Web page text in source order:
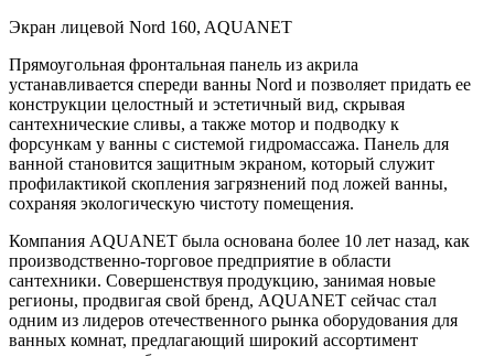
Экран лицевой Nord 160, AQUANET
Прямоугольная фронтальная панель из акрила
устанавливается спереди ванны Nord и позволяет придать ее
конструкции целостный и эстетичный вид, скрывая
сантехнические сливы, а также мотор и подводку к
форсункам у ванны с системой гидромассажа. Панель для
ванной становится защитным экраном, который служит
профилактикой скопления загрязнений под ложей ванны,
сохраняя экологическую чистоту помещения.
Компания AQUANET была основана более 10 лет назад, как
производственно-торговое предприятие в области
сантехники. Совершенствуя продукцию, занимая новые
регионы, продвигая свой бренд, AQUANET сейчас стал
одним из лидеров отечественного рынка оборудования для
ванных комнат, предлагающий широкий ассортимент